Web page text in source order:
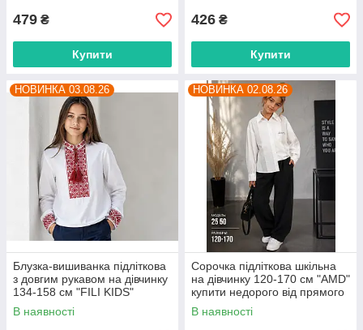
479 ₴
Купити
426 ₴
Купити
НОВИНКА 03.08.26
Блузка-вишиванка підліткова
з довгим рукавом на дівчинку
134-158 см "FILI KIDS"
недорого від прямого
постачальника
В наявності
НОВИНКА 02.08.26
Сорочка підліткова шкільна
на дівчинку 120-170 см "AMD"
купити недорого від прямого
постачальника
В наявності